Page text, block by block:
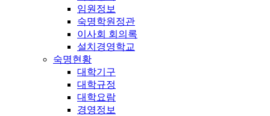
임원정보
숙명학원정관
이사회 회의록
설치경영학교
숙명현황
대학기구
대학규정
대학요람
경영정보